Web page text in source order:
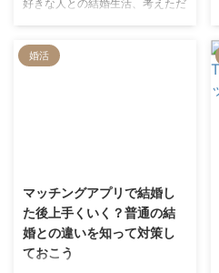
好きな人との結婚生活、考えただ
〇したいな」「一緒に住んだら〇
た結婚生活は楽しいんですが、そ
の中でも結婚前にやり残したこと
に対しての後悔が出てきたんです
ね。 今回はそんな筆者の経験談
をメインに、結婚前にやっておけ
婚活
マッチングアプリで結婚し
た後上手くいく？普通の結
婚との違いを知って対策し
ておこう